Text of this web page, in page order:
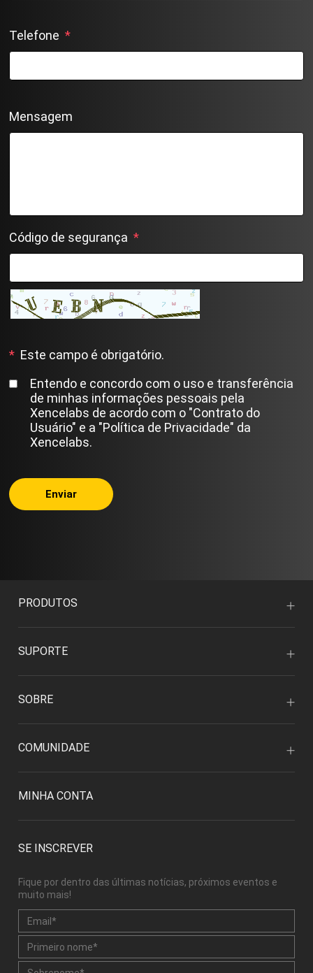
Telefone *
Mensagem
Código de segurança *
* Este campo é obrigatório.
Entendo e concordo com o uso e transferência
de minhas informações pessoais pela
Xencelabs de acordo com o "Contrato do
Usuário" e a "Política de Privacidade" da
Xencelabs.
Enviar
PRODUTOS
SUPORTE
SOBRE
COMUNIDADE
MINHA CONTA
SE INSCREVER
Fique por dentro das últimas notícias, próximos eventos e
muito mais!